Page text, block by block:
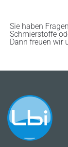
Sie haben
Schmierstoffe
Dann freuen wir